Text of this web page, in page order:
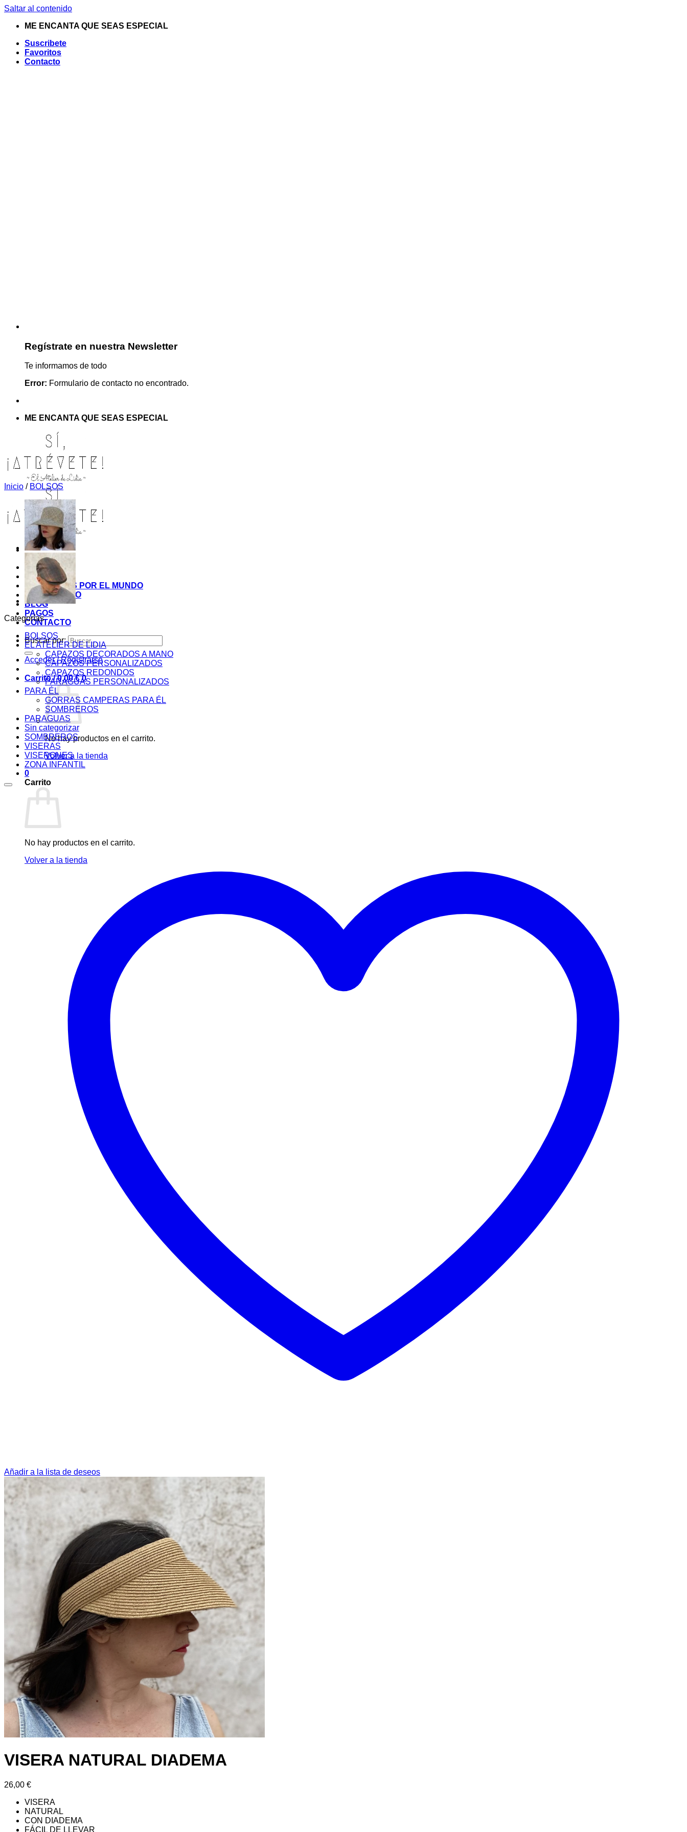
Saltar al contenido
ME ENCANTA QUE SEAS ESPECIAL
Suscribete
Favoritos
Contacto
Regístrate en nuestra Newsletter
Te informamos de todo
Error: Formulario de contacto no encontrado.
ME ENCANTA QUE SEAS ESPECIAL
INICIO
TIENDA
MIS COSITAS POR EL MUNDO
EL COMIENZO
BLOG
PAGOS
CONTACTO
Buscar por:
Acceder / Registrarse
Carrito /0,00€ 0
No hay productos en el carrito.
Volver a la tienda
0
Carrito
No hay productos en el carrito.
Volver a la tienda
Inicio / BOLSOS
Categorías
BOLSOS
EL ATELIER DE LIDIA
CAPAZOS DECORADOS A MANO
CAPAZOS PERSONALIZADOS
CAPAZOS REDONDOS
PARAGUAS PERSONALIZADOS
PARA ÉL
GORRAS CAMPERAS PARA ÉL
SOMBREROS
PARAGUAS
Sin categorizar
SOMBREROS
VISERAS
VISERONES
ZONA INFANTIL
Añadir a la lista de deseos
VISERA NATURAL DIADEMA
26,00 €
VISERA
NATURAL
CON DIADEMA
FÁCIL DE LLEVAR